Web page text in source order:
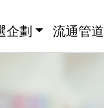
企劃 流通管道